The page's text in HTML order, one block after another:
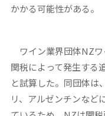
かかる可能性がある。
ワイン業界団体NZワ
関税によって発生する
と試算した。同団体は
リ、アルゼンチンなど